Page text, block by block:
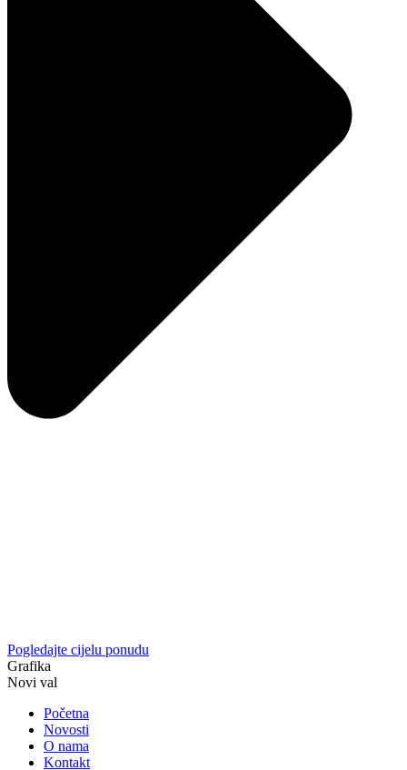
Pogledajte cijelu ponudu
Grafika
Novi val
Početna
Novosti
O nama
Kontakt